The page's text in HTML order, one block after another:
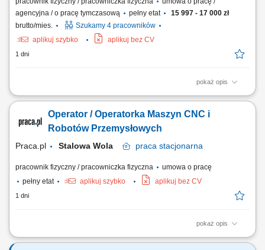
agencyjna / o pracę tymczasową
pełny etat
15 997 - 17 000 zł
brutto/mies.
Szukamy 4 pracowników
aplikuj szybko
aplikuj bez CV
1 dni
pokaż opis
Opis stanowiska Obsługa tokarek CNC oraz nadzór nad procesem
narzędzi oraz parametrów skrawania zgodnie z dokumentacją, Kontrola
wymiarowa wykonanych elementów przy użyciu narzędzi pomiarowych,
Operator / Operatorka Maszyn CNC i
Robotów Przemysłowych
Praca.pl Stalowa Wola praca stacjonarna
pracownik fizyczny / pracowniczka fizyczna
umowa o pracę
pełny etat
aplikuj szybko aplikuj bez CV
1 dni
pokaż opis
Opis stanowiska: Bieżąca obsługa oraz nadzorowanie pracy